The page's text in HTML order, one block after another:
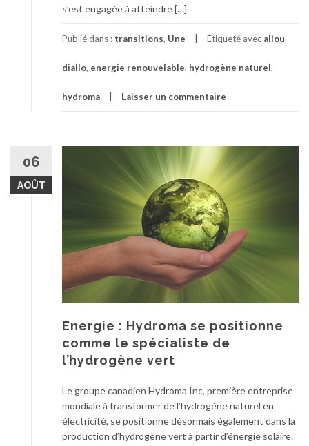
s’est engagée à atteindre […]
Publié dans : transitions, Une Étiqueté avec aliou
diallo, energie renouvelable, hydrogène naturel,
hydroma Laisser un commentaire
06
AOÛT
Energie : Hydroma se positionne
comme le spécialiste de
l’hydrogène vert
Le groupe canadien Hydroma Inc, première entreprise
mondiale à transformer de l’hydrogène naturel en
électricité, se positionne désormais également dans la
production d’hydrogène vert à partir d’énergie solaire.